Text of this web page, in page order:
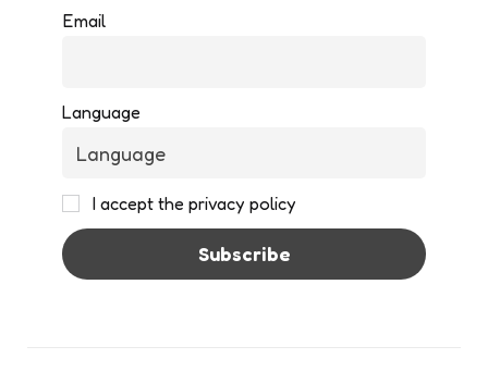
Email
Language
I accept the privacy policy